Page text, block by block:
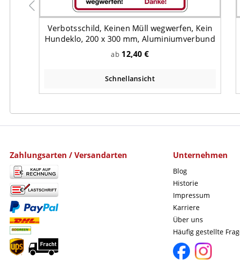
Verbotsschild, Keinen Müll wegwerfen, Kein
Hundeklo, 200 x 300 mm, Aluminiumverbund
ab 12,40 €
Schnellansicht
Zahlungsarten / Versandarten Unternehmen
Blog
Historie
Impressum
Karriere
Über uns
Häufig gestellte